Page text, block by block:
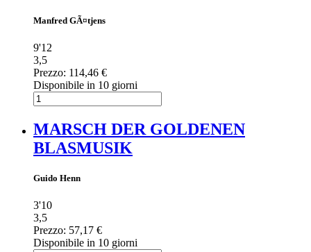
Manfred GÃ¤tjens
9'12
3,5
Prezzo: 114,46 €
Disponibile in 10 giorni
MARSCH DER GOLDENEN
BLASMUSIK
Guido Henn
3'10
3,5
Prezzo: 57,17 €
Disponibile in 10 giorni